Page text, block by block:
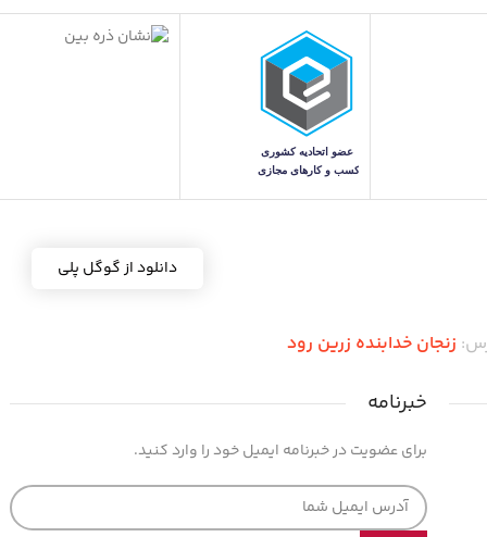
دانلود از گوگل پلی
زنجان خدابنده زرین رود
خبرنامه
برای عضویت در خبرنامه ایمیل خود را وارد کنید.